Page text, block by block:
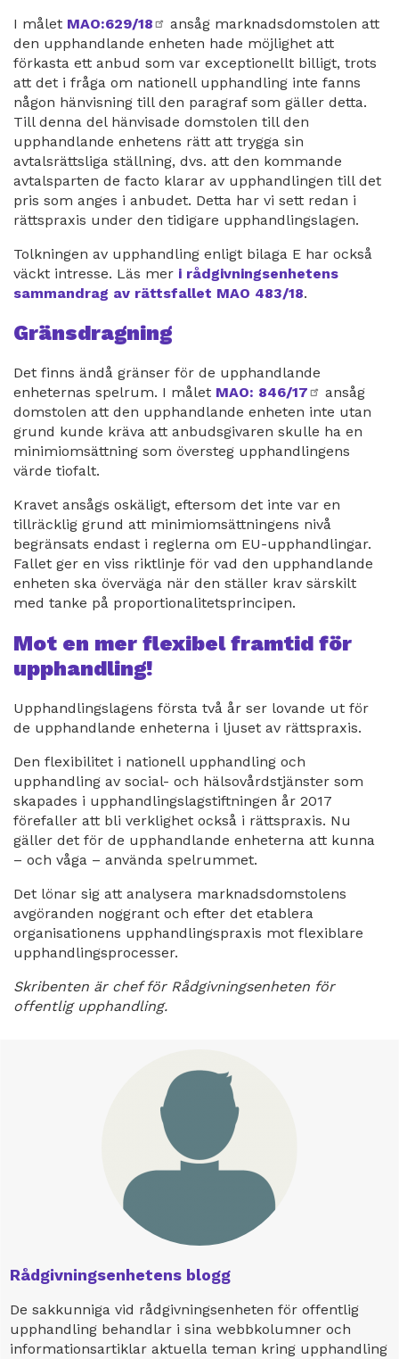
I målet MAO:629/18
extern
länk
ansåg marknadsdomstolen att
den upphandlande enheten hade möjlighet att
förkasta ett anbud som var exceptionellt billigt, trots
att det i fråga om nationell upphandling inte fanns
någon hänvisning till den paragraf som gäller detta.
Till denna del hänvisade domstolen till den
upphandlande enhetens rätt att trygga sin
avtalsrättsliga ställning, dvs. att den kommande
avtalsparten de facto klarar av upphandlingen till det
pris som anges i anbudet. Detta har vi sett redan i
rättspraxis under den tidigare upphandlingslagen.
Tolkningen av upphandling enligt bilaga E har också
väckt intresse. Läs mer i rådgivningsenhetens
sammandrag av rättsfallet MAO 483/18.
Gränsdragning
Det finns ändå gränser för de upphandlande
enheternas spelrum. I målet MAO: 846/17
extern
länk
ansåg
domstolen att den upphandlande enheten inte utan
grund kunde kräva att anbudsgivaren skulle ha en
minimiomsättning som översteg upphandlingens
värde tiofalt.
Kravet ansågs oskäligt, eftersom det inte var en
tillräcklig grund att minimiomsättningens nivå
begränsats endast i reglerna om EU-upphandlingar.
Fallet ger en viss riktlinje för vad den upphandlande
enheten ska överväga när den ställer krav särskilt
med tanke på proportionalitetsprincipen.
Mot en mer flexibel framtid för
upphandling!
Upphandlingslagens första två år ser lovande ut för
de upphandlande enheterna i ljuset av rättspraxis.
Den flexibilitet i nationell upphandling och
upphandling av social- och hälsovårdstjänster som
skapades i upphandlingslagstiftningen år 2017
förefaller att bli verklighet också i rättspraxis. Nu
gäller det för de upphandlande enheterna att kunna
– och våga – använda spelrummet.
Det lönar sig att analysera marknadsdomstolens
avgöranden noggrant och efter det etablera
organisationens upphandlingspraxis mot flexiblare
upphandlingsprocesser.
Skribenten är chef för Rådgivningsenheten för
offentlig upphandling.
Rådgivningsenhetens blogg
De sakkunniga vid rådgivningsenheten för offentlig
upphandling behandlar i sina webbkolumner och
informationsartiklar aktuella teman kring upphandling